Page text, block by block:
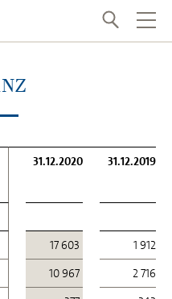
31.12.2020
31.12.2019
17 603
1 912
10 967
2 716